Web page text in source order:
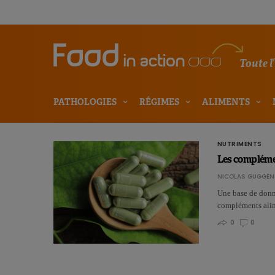
Toute
PATHOLOGIES RÉGIMES ALIMENTS
NUTRIMENTS
Les
NICOLAS
Une base de
compléments
0
0